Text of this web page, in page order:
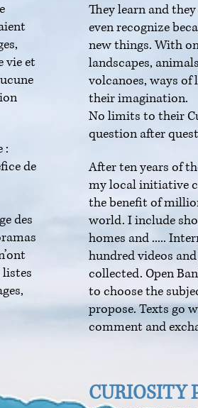
vie et
:
de
des
listes
They learn and
even recognize
new things. With
landscapes,
volcanoes, ways of
their imagination.
No limits to their
question after
After ten years of
my local initiative
the benefit of
world. I include
homes and .....
hundred videos
collected. Open
to choose the
propose. Texts go
comment and
CURIOSITY